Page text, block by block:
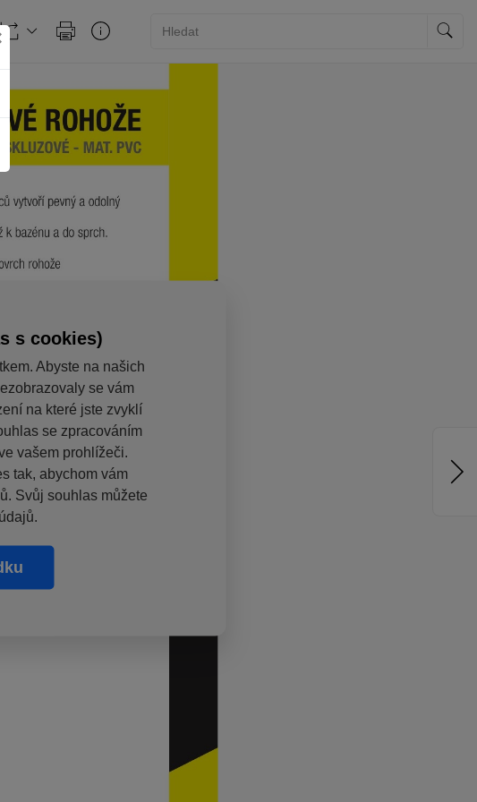
s cookies)
Abyste na našich
se vám
na které jste zvyklí
se zpracováním
vašem prohlížeči.
tak, abychom vám
Svůj souhlas můžete